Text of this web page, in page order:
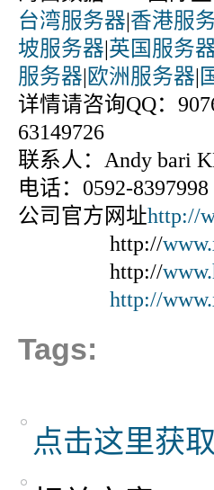
台湾服务器|香港服
坡服务器|英国服务
服务器|欧洲服务器|
详情请咨询QQ：
63149726
联系人：Andy bari
电话：0592-
公司官方网址http://
http://
http://
http://
Tags:
点击这里获